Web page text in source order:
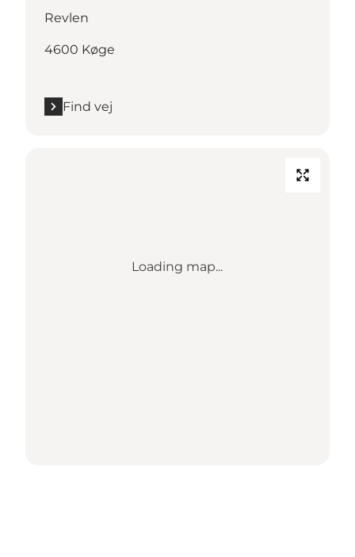
Revlen
4600 Køge
Find vej
Loading map...